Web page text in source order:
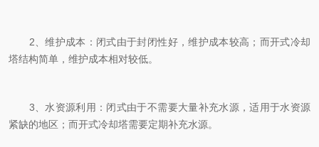
2、维护成本：闭式由于封闭性好，维护成本较高；而开式冷却
塔结构简单，维护成本相对较低。
3、水资源利用：闭式由于不需要大量补充水源，适用于水资源
紧缺的地区；而开式冷却塔需要定期补充水源。